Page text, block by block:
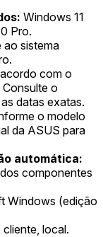
Windows 11
Pro.
ao sistema
com o
o
datas exatas.
o modelo
da ASUS para
automática:
componentes
Windows (edição
local.